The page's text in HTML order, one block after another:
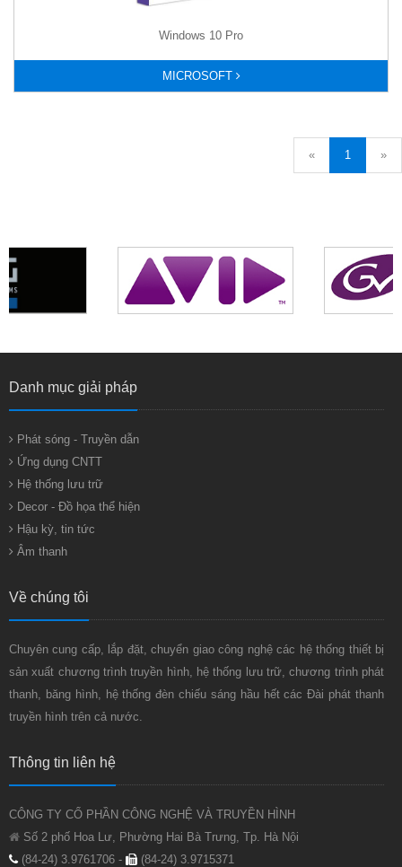
Windows 10 Pro
MICROSOFT
« 1 »
Danh mục giải pháp
Phát sóng - Truyền dẫn
Ứng dụng CNTT
Hệ thống lưu trữ
Decor - Đồ họa thể hiện
Hậu kỳ, tin tức
Âm thanh
Về chúng tôi
Chuyên cung cấp, lắp đặt, chuyển giao công nghệ các hệ thống thiết bị
sản xuất chương trình truyền hình, hệ thống lưu trữ, chương trình phát
thanh, băng hình, hệ thống đèn chiếu sáng hầu hết các Đài phát thanh
truyền hình trên cả nước.
Thông tin liên hệ
CÔNG TY CỔ PHẦN CÔNG NGHỆ VÀ TRUYỀN HÌNH
Số 2 phố Hoa Lư, Phường Hai Bà Trưng, Tp. Hà Nội
(84-24) 3.9761706 -
(84-24) 3.9715371